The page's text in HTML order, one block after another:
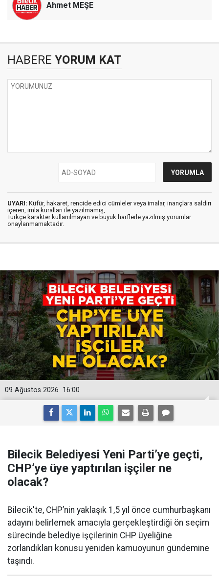
Ahmet MEŞE
HABERE YORUM KAT
UYARI: Küfür, hakaret, rencide edici cümleler veya imalar, inançlara saldırı
içeren, imla kuralları ile yazılmamış,
Türkçe karakter kullanılmayan ve büyük harflerle yazılmış yorumlar
onaylanmamaktadır.
16:00
09 Ağustos 2026
Bilecik Belediyesi Yeni Parti’ye geçti,
CHP’ye üye yaptırılan işçiler ne
olacak?
Bilecik'te, CHP’nin yaklaşık 1,5 yıl önce cumhurbaşkanı
adayını belirlemek amacıyla gerçekleştirdiği ön seçim
sürecinde belediye işçilerinin CHP üyeliğine
zorlandıkları konusu yeniden kamuoyunun gündemine
taşındı.